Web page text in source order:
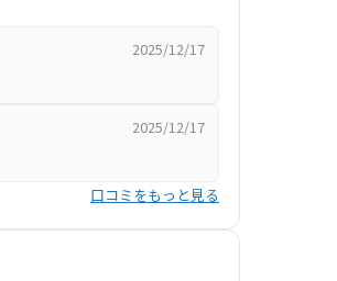
2025/12/17
2025/12/17
口コミをもっと見る